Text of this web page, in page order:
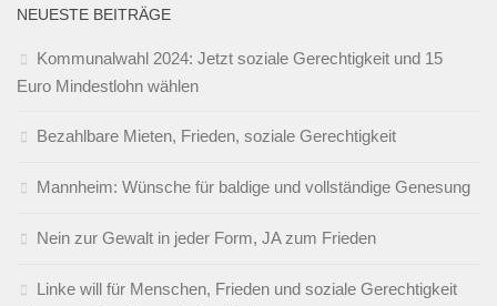
NEUESTE BEITRÄGE
Kommunalwahl 2024: Jetzt soziale Gerechtigkeit und 15
Euro Mindestlohn wählen
Bezahlbare Mieten, Frieden, soziale Gerechtigkeit
Mannheim: Wünsche für baldige und vollständige Genesung
Nein zur Gewalt in jeder Form, JA zum Frieden
Linke will für Menschen, Frieden und soziale Gerechtigkeit